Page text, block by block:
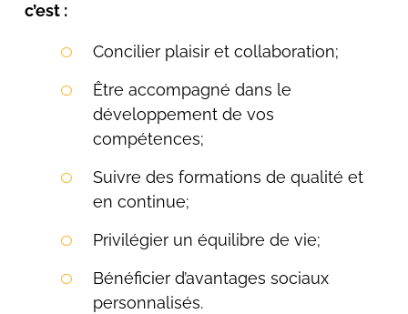
c’est :
Concilier plaisir et collaboration;
Être accompagné dans le
développement de vos
compétences;
Suivre des formations de qualité et
en continue;
Privilégier un équilibre de vie;
Bénéficier d’avantages sociaux
personnalisés.